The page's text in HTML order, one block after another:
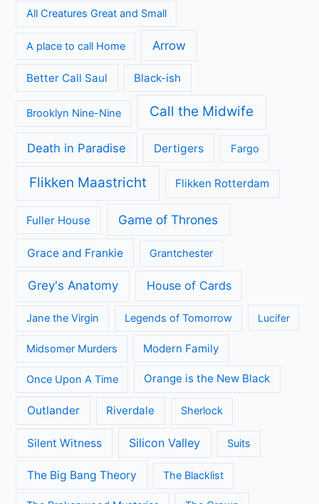
All Creatures Great and Small
A place to call Home Arrow
Better Call Saul Black-ish
Brooklyn Nine-Nine Call the Midwife
Death in Paradise Dertigers Fargo
Flikken Maastricht Flikken Rotterdam
Fuller House Game of Thrones
Grace and Frankie Grantchester
Grey's Anatomy House of Cards
Jane the Virgin Legends of Tomorrow Lucifer
Midsomer Murders Modern Family
Once Upon A Time Orange is the New Black
Outlander Riverdale Sherlock
Silent Witness Silicon Valley Suits
The Big Bang Theory The Blacklist